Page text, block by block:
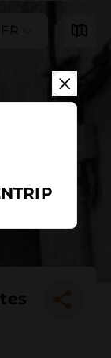
FR